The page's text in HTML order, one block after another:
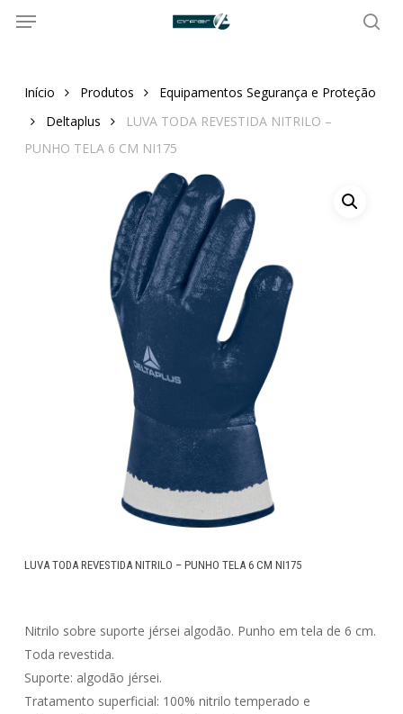
Menu
Início Produtos
Equipamentos Segurança e Proteção
Deltaplus
LUVA TODA REVESTIDA NITRILO –
PUNHO TELA 6 CM NI175
LUVA TODA REVESTIDA NITRILO – PUNHO TELA 6 CM NI175
Nitrilo sobre suporte jérsei algodão. Punho em tela de 6 cm.
Toda revestida.
Suporte: algodão jérsei.
Tratamento superficial: 100% nitrilo temperado e